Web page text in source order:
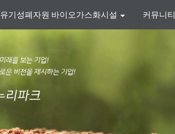
유기성폐자원 바이오가스화시설 커뮤니티